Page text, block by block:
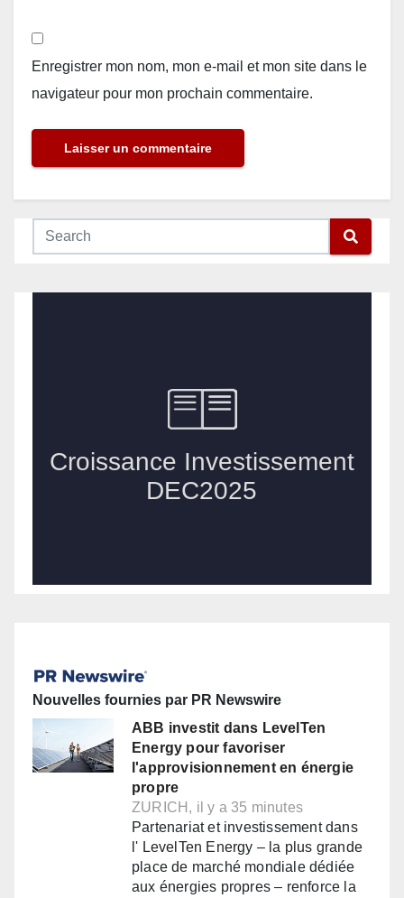
Enregistrer mon nom, mon e-mail et mon site dans le
navigateur pour mon prochain commentaire.
Nouvelles fournies par PR Newswire
ABB investit dans LevelTen
Energy pour favoriser
l'approvisionnement en énergie
propre
ZURICH, il y a 35 minutes
Partenariat et investissement dans
l' LevelTen Energy – la plus grande
place de marché mondiale dédiée
aux énergies propres – renforce la